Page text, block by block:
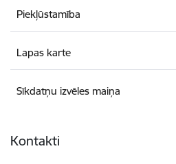
Piekļūstamība
Lapas karte
Sīkdatņu izvēles maiņa
Kontakti